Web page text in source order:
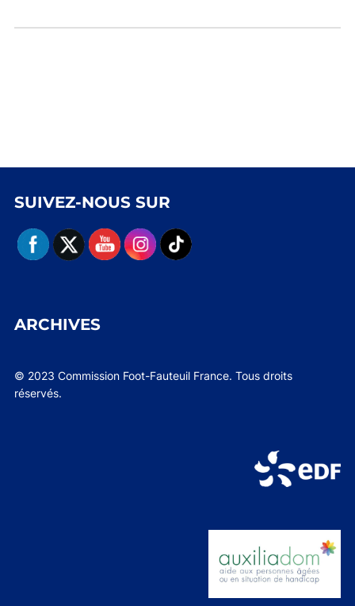
SUIVEZ-NOUS SUR
ARCHIVES
© 2023 Commission Foot-Fauteuil France. Tous droits
réservés.